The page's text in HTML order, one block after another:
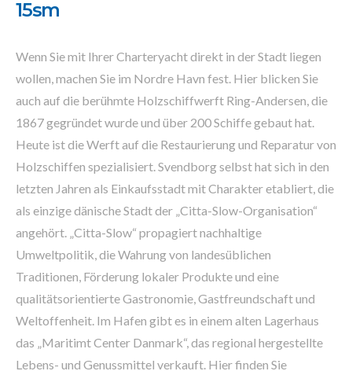
15sm
Wenn Sie mit Ihrer Charteryacht direkt in der Stadt liegen
wollen, machen Sie im Nordre Havn fest. Hier blicken Sie
auch auf die berühmte Holzschiffwerft Ring-Andersen, die
1867 gegründet wurde und über 200 Schiffe gebaut hat.
Heute ist die Werft auf die Restaurierung und Reparatur von
Holzschiffen spezialisiert. Svendborg selbst hat sich in den
letzten Jahren als Einkaufsstadt mit Charakter etabliert, die
als einzige dänische Stadt der „Citta-Slow-Organisation“
angehört. „Citta-Slow“ propagiert nachhaltige
Umweltpolitik, die Wahrung von landesüblichen
Traditionen, Förderung lokaler Produkte und eine
qualitätsorientierte Gastronomie, Gastfreundschaft und
Weltoffenheit. Im Hafen gibt es in einem alten Lagerhaus
das „Maritimt Center Danmark“, das regional hergestellte
Lebens- und Genussmittel verkauft. Hier finden Sie